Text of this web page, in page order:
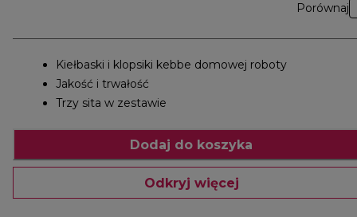
Porównaj
Kiełbaski i klopsiki kebbe domowej roboty
Jakość i trwałość
Trzy sita w zestawie
Dodaj do koszyka
Odkryj więcej